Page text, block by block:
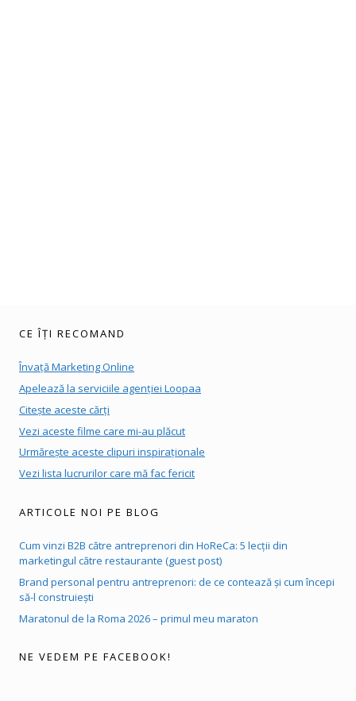
CE ÎȚI RECOMAND
Învață Marketing Online
Apelează la serviciile agenției Loopaa
Citește aceste cărți
Vezi aceste filme care mi-au plăcut
Urmărește aceste clipuri inspiraționale
Vezi lista lucrurilor care mă fac fericit
ARTICOLE NOI PE BLOG
Cum vinzi B2B către antreprenori din HoReCa: 5 lecții din
marketingul către restaurante (guest post)
Brand personal pentru antreprenori: de ce contează și cum începi
să-l construiești
Maratonul de la Roma 2026 – primul meu maraton
NE VEDEM PE FACEBOOK!